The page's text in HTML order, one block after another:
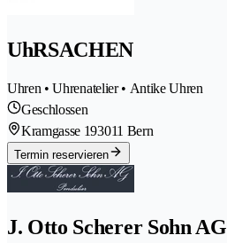
UhRSACHEN
Uhren • Uhrenatelier • Antike Uhren
Geschlossen
Kramgasse 193011 Bern
Termin reservieren
J. Otto Scherer Sohn AG